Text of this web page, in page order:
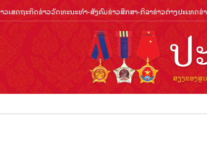
ວເສດຖະກິດຂ່າວວັດທະນະທຳ-ສັງຄົມຂ່າວສືກສາ-ກິລາຂ່າວຕ່າງປະເທດຂ່